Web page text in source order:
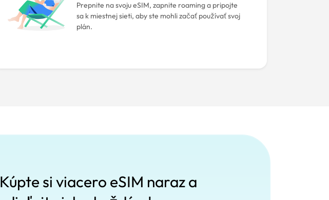
Prepnite na svoju eSIM, zapnite roaming a pripojte
sa k miestnej sieti, aby ste mohli začať používať svoj
plán.
Kúpte si viacero eSIM naraz a